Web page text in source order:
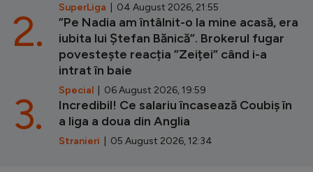
SuperLiga | 04 August 2026, 21:55
”Pe Nadia am întâlnit-o la mine acasă, era
iubita lui Ștefan Bănică”. Brokerul fugar
povestește reacția ”Zeiței” când i-a
intrat în baie
Special | 06 August 2026, 19:59
2.
Incredibil! Ce salariu încasează Coubiș în
a liga a doua din Anglia
Stranieri | 05 August 2026, 12:34
3.